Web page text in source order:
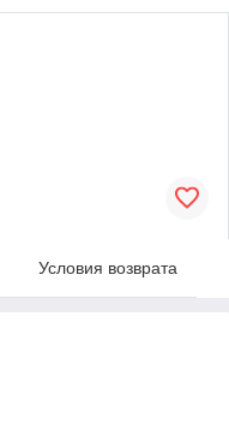
Условия возврата